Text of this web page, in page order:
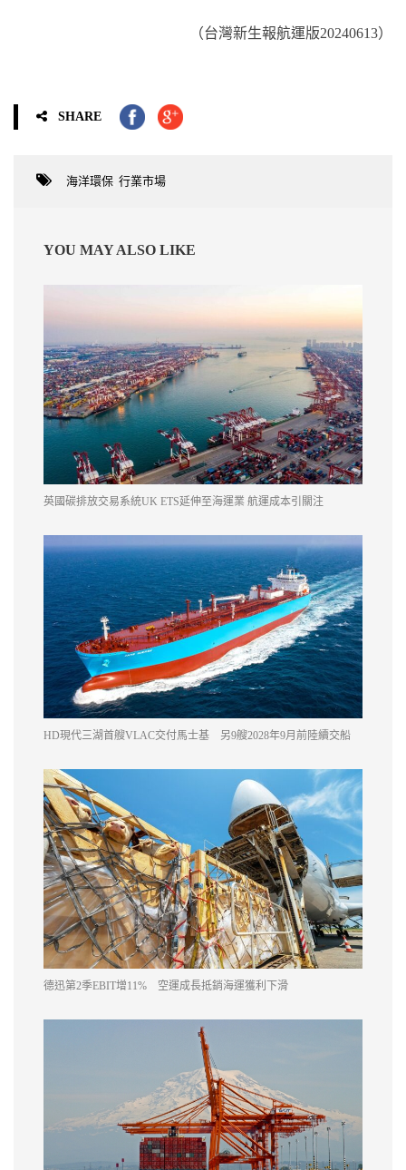
（台灣新生報航運版20240613）
SHARE
海洋環保 行業市場
YOU MAY ALSO LIKE
英國碳排放交易系統UK ETS延伸至海運業 航運成本引關注
HD現代三湖首艘VLAC交付馬士基 另9艘2028年9月前陸續交船
德迅第2季EBIT增11% 空運成長抵銷海運獲利下滑